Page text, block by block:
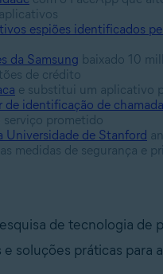
espiões identificados
da Samsung baixado 10
de crédito
e substitui um aplicativo
identificação de
serviço prometido
Universidade de Stanford
medidas de segurança e
de tecnologia de
soluções práticas para